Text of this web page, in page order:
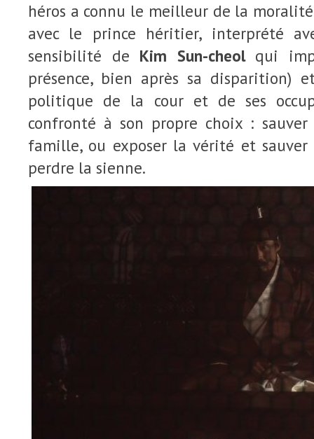
héros a connu le meilleur de la
avec le prince héritier, interprété
sensibilité de Kim Sun-cheolqui
présence, bien après sa disparition)
politique de la cour et de ses
confronté à son propre choix :
famille, ou exposer la vérité et sauver
perdre la sienne.